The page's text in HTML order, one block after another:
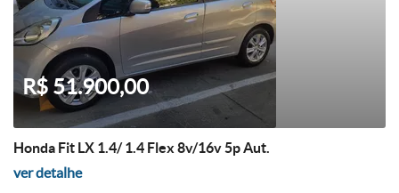
R$ 51.900,00
Honda Fit LX 1.4/ 1.4 Flex 8v/16v 5p Aut.
ver detalhe